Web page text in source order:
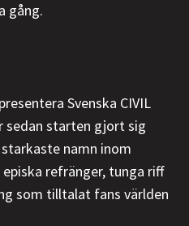
gång.
Svenska CIVIL
sedan starten gjort sig
namn inom
refränger, tunga riff
som tilltalat fans världen